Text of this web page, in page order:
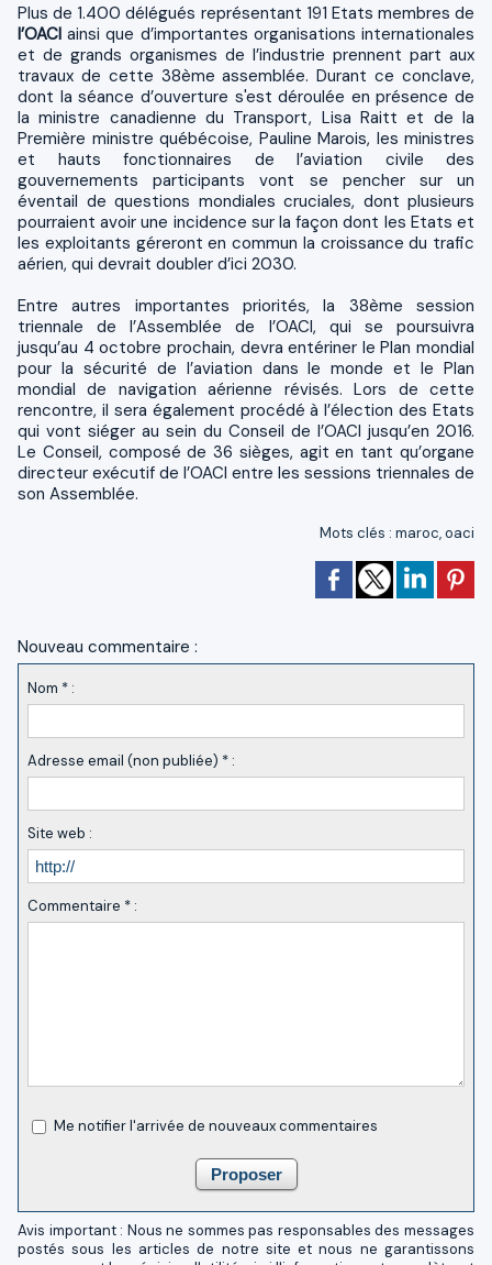
Plus de 1.400 délégués représentant 191 Etats membres de
l’OACIainsi que d’importantes organisations internationales
et de grands organismes de l’industrie prennent part aux
travaux de cette 38ème assemblée. Durant ce conclave,
dont la séance d’ouverture s'est déroulée en présence de
la ministre canadienne du Transport, Lisa Raitt et de la
Première ministre québécoise, Pauline Marois, les ministres
et hauts fonctionnaires de l’aviation civile des
gouvernements participants vont se pencher sur un
éventail de questions mondiales cruciales, dont plusieurs
pourraient avoir une incidence sur la façon dont les Etats et
les exploitants géreront en commun la croissance du trafic
aérien, qui devrait doubler d’ici 2030.
Entre autres importantes priorités, la 38ème session
triennale de l’Assemblée de l’OACI, qui se poursuivra
jusqu’au 4 octobre prochain, devra entériner le Plan mondial
pour la sécurité de l’aviation dans le monde et le Plan
mondial de navigation aérienne révisés. Lors de cette
rencontre, il sera également procédé à l’élection des Etats
qui vont siéger au sein du Conseil de l’OACI jusqu’en 2016.
Le Conseil, composé de 36 sièges, agit en tant qu’organe
directeur exécutif de l’OACI entre les sessions triennales de
son Assemblée.
Mots clés : maroc,oaci
Nouveau commentaire :
Nom * :
Adresse email (non publiée) * :
Site web :
Commentaire * :
Me notifier l'arrivée de nouveaux commentaires
Avis important : Nous ne sommes pas responsables des messages
postés sous les articles de notre site et nous ne garantissons